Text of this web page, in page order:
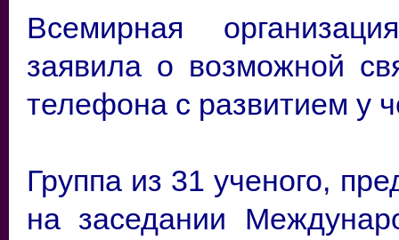
Всемирная
заявила о возможной
телефона с развитием у
Группа из 31 ученого,
на заседании